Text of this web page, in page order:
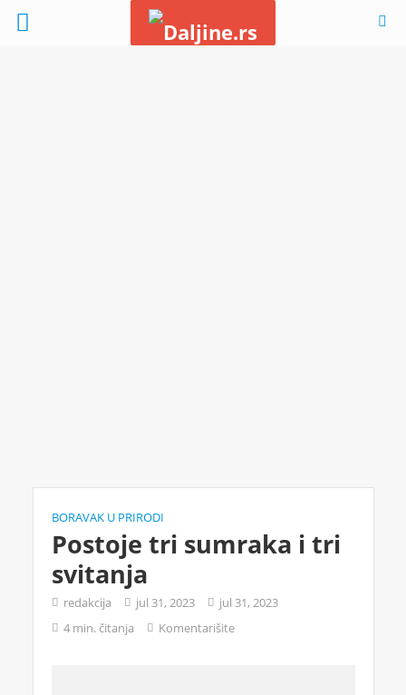
BORAVAK U PRIRODI
Postoje tri sumraka i tri
svitanja
redakcija jul 31, 2023
jul 31, 2023
4 min. čitanja
Komentarišite